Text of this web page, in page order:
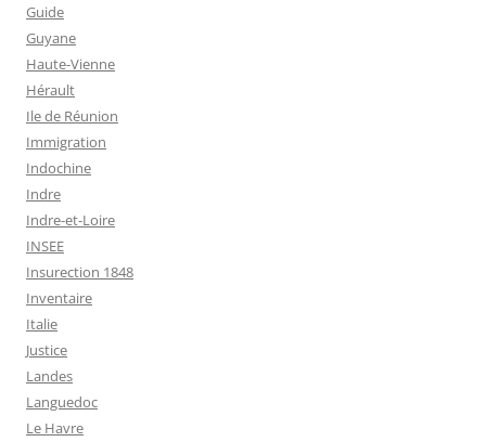
Guide
Guyane
Haute-Vienne
Hérault
Ile de Réunion
Immigration
Indochine
Indre
Indre-et-Loire
INSEE
Insurection 1848
Inventaire
Italie
Justice
Landes
Languedoc
Le Havre